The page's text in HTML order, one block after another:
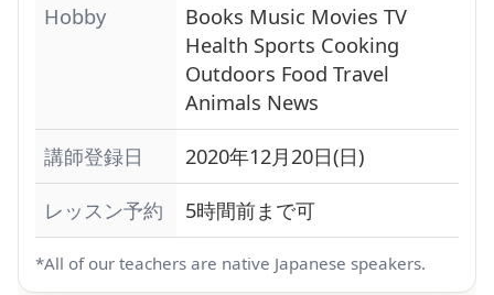
Hobby Books Music Movies TV
Health Sports Cooking
Outdoors Food Travel
Animals News
講師登録日
2020年12月20日(日)
レッスン予約
5時間前まで可
*All of our teachers are native Japanese speakers.